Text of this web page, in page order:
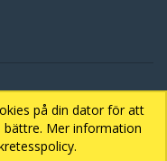
på din dator för att
bättre. Mer information